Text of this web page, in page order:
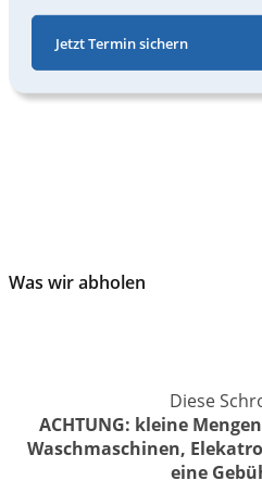
Jetzt Termin sichern
Was wir abholen
Diese
ACHTUNG: kleine
Waschmaschinen,
eine